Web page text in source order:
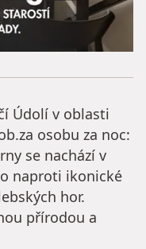
Údolí v oblasti
osobu za noc:
se nachází v
naproti ikonické
hor.
přírodou a